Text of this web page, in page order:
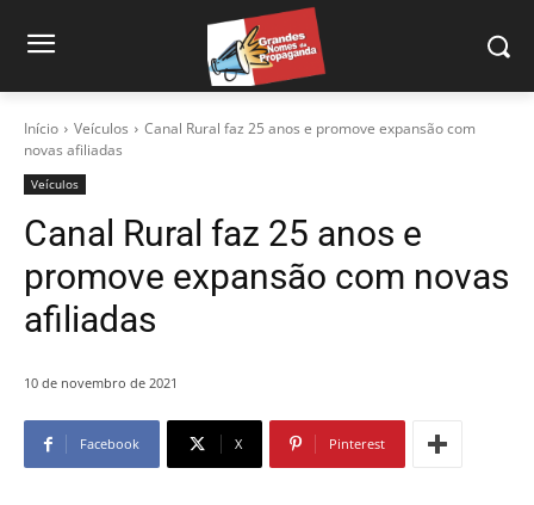
Início Veículos
Canal Rural faz 25 anos e promove expansão com
novas afiliadas
Veículos
Canal Rural faz 25 anos e
promove expansão com novas
afiliadas
10 de novembro de 2021
Facebook X Pinterest